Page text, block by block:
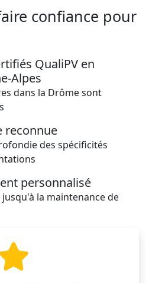
confiance pour
QualiPV en
Alpes
dans la Drôme sont
reconnue
des spécificités
personnalisé
la maintenance de